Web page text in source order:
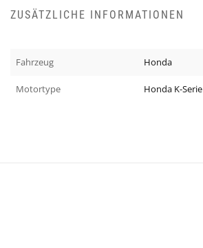
ZUSÄTZLICHE INFORMATIONEN
Fahrzeug Honda
Motortype Honda K-Serie